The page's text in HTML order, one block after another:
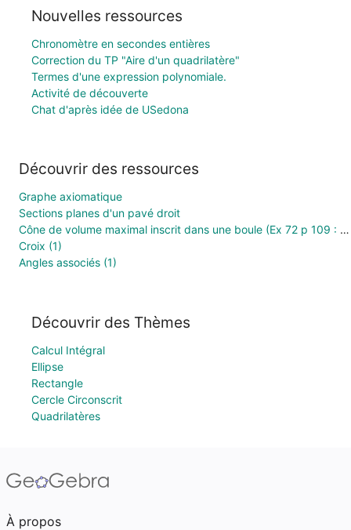
Nouvelles ressources
Chronomètre en secondes entières
Correction du TP "Aire d'un quadrilatère"
Termes d'une expression polynomiale.
Activité de découverte
Chat d'après idée de USedona
Découvrir des ressources
Graphe axiomatique
Sections planes d'un pavé droit
Cône de volume maximal inscrit dans une boule (Ex 72 p 109 : Nathan Transmath 1S 2011)
Croix (1)
Angles associés (1)
Découvrir des Thèmes
Calcul Intégral
Ellipse
Rectangle
Cercle Circonscrit
Quadrilatères
À propos